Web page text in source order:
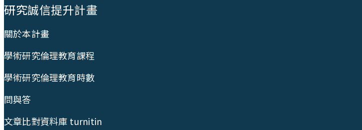
研究誠信提升計畫
關於本計畫
學術研究倫理教育課程
學術研究倫理教育時數
問與答
文章比對資料庫 turnitin